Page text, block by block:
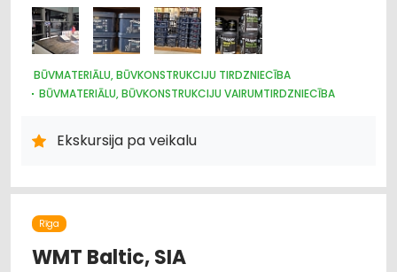
BŪVMATERIĀLU, BŪVKONSTRUKCIJU TIRDZNIECĪBA
BŪVMATERIĀLU, BŪVKONSTRUKCIJU VAIRUMTIRDZNIECĪBA
KRĀSAS UN LAKAS, BŪVĶĪMIJA: RAŽOŠANA
KRĀSAS, LAKAS, BŪVĶĪMIJA: TIRDZNIECĪBA
Ekskursija pa veikalu
Rīga
WMT Baltic, SIA